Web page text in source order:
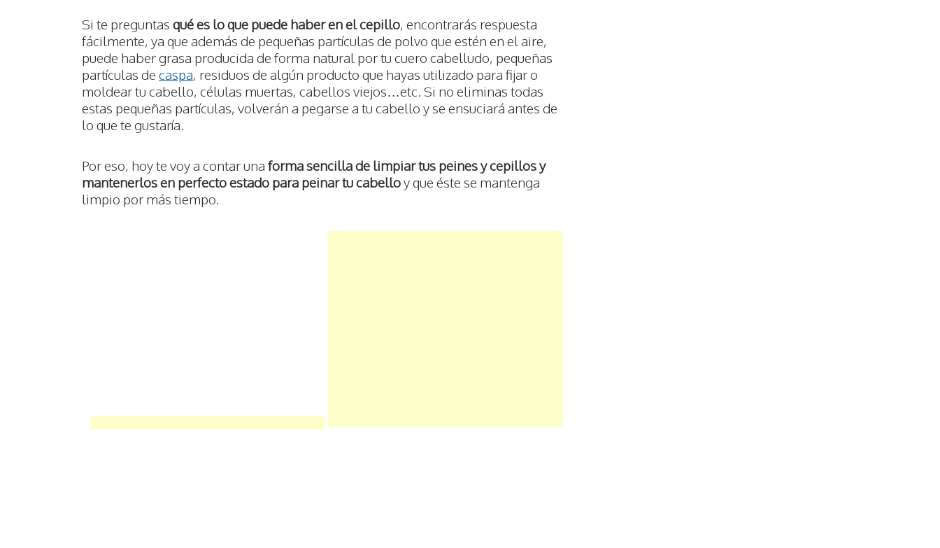
Si te preguntas qué es lo que puede haber en el cepillo, encontrarás respuesta
fácilmente, ya que además de pequeñas partículas de polvo que estén en el aire,
puede haber grasa producida de forma natural por tu cuero cabelludo, pequeñas
partículas de caspa, residuos de algún producto que hayas utilizado para fijar o
moldear tu cabello, células muertas, cabellos viejos…etc. Si no eliminas todas
estas pequeñas partículas, volverán a pegarse a tu cabello y se ensuciará antes de
lo que te gustaría.
Por eso, hoy te voy a contar una forma sencilla de limpiar tus peines y cepillos y
mantenerlos en perfecto estado para peinar tu cabelloy que éste se mantenga
limpio por más tiempo.